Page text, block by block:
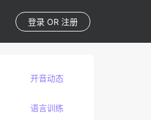
登录 OR 注册
开音动态
语言训练